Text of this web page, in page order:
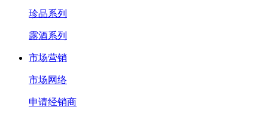
珍品系列
露酒系列
市场营销
市场网络
申请经销商